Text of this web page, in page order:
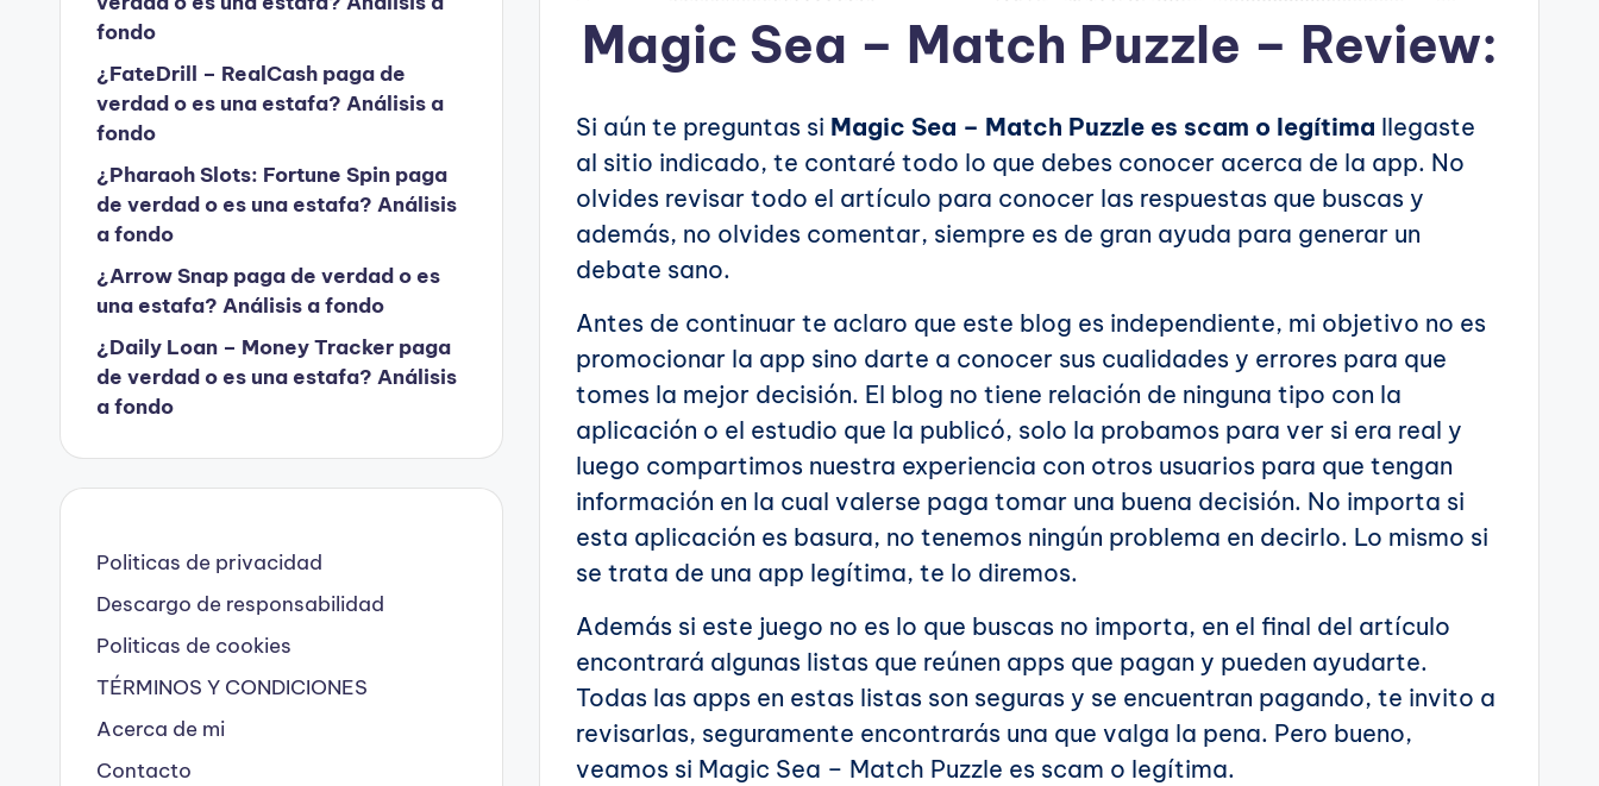
Magic Sea – Match Puzzle – Review:
Si aún te preguntas si Magic Sea – Match Puzzle es scam o legítima llegaste
al sitio indicado, te contaré todo lo que debes conocer acerca de la app. No
olvides revisar todo el artículo para conocer las respuestas que buscas y
además, no olvides comentar, siempre es de gran ayuda para generar un
debate sano.
Antes de continuar te aclaro que este blog es independiente, mi objetivo no es
promocionar la app sino darte a conocer sus cualidades y errores para que
tomes la mejor decisión. El blog no tiene relación de ninguna tipo con la
aplicación o el estudio que la publicó, solo la probamos para ver si era real y
luego compartimos nuestra experiencia con otros usuarios para que tengan
información en la cual valerse paga tomar una buena decisión. No importa si
esta aplicación es basura, no tenemos ningún problema en decirlo. Lo mismo si
se trata de una app legítima, te lo diremos.
Además si este juego no es lo que buscas no importa, en el final del artículo
encontrará algunas listas que reúnen apps que pagan y pueden ayudarte.
Todas las apps en estas listas son seguras y se encuentran pagando, te invito a
revisarlas, seguramente encontrarás una que valga la pena. Pero bueno,
veamos si Magic Sea – Match Puzzle es scam o legítima.
fondo
¿FateDrill – RealCash paga de
verdad o es una estafa? Análisis a
fondo
¿Pharaoh Slots: Fortune Spin paga
de verdad o es una estafa? Análisis
a fondo
¿Arrow Snap paga de verdad o es
una estafa? Análisis a fondo
¿Daily Loan – Money Tracker paga
de verdad o es una estafa? Análisis
a fondo
Politicas de privacidad
Descargo de responsabilidad
Politicas de cookies
TÉRMINOS Y CONDICIONES
Acerca de mi
Contacto